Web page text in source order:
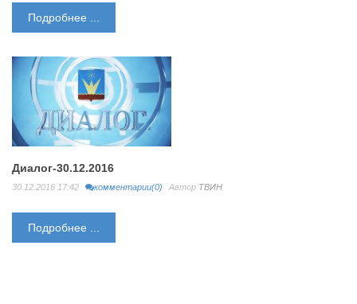
Подробнее ...
Диалог-30.12.2016
30.12.2016 17:42 комментарии(0) Автор ТВИН
Подробнее ...